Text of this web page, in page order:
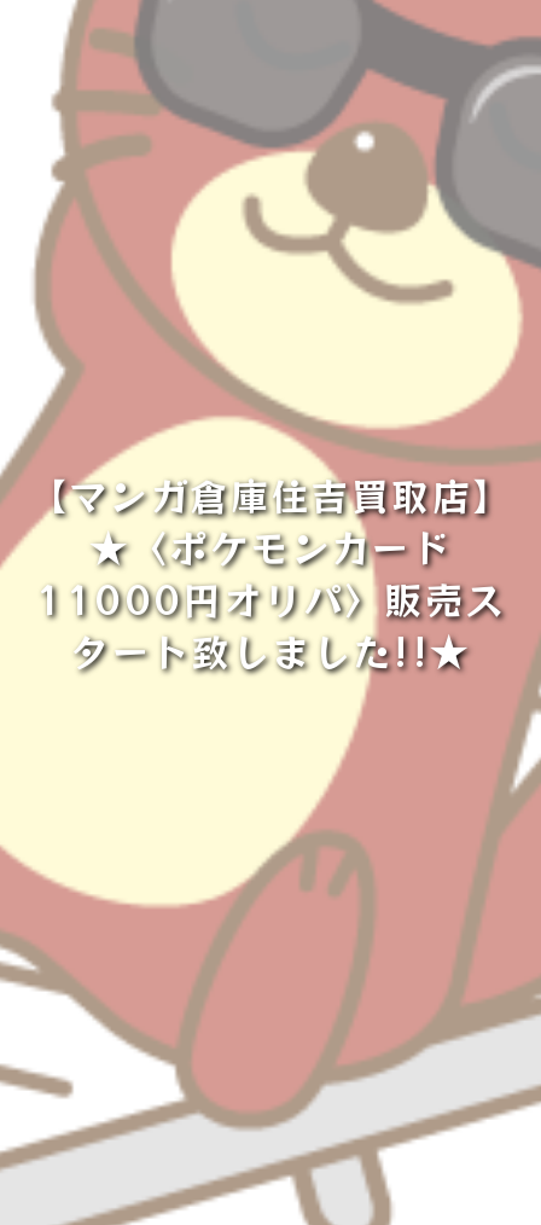
【マンガ倉庫住吉買取店】
★〈ポケモンカード
11000円オリパ〉販売ス
タート致しました!!★